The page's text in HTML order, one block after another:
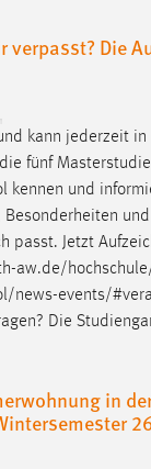
verpasst? Die
kann jederzeit in
fünf
kennen und
und
passt. Jetzt
aw.de/
news-events/
Die
in
speichert die gewählte
MIBEW_UserID,
5e9dbeb1811c0446
mibew-chat-
=